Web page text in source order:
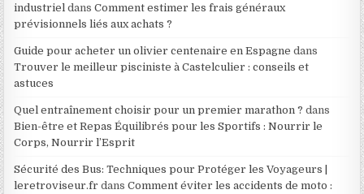
industriel dansComment estimer les frais généraux
prévisionnels liés aux achats ?
Guide pour acheter un olivier centenaire en Espagne dans
Trouver le meilleur pisciniste à Castelculier : conseils et
astuces
Quel entraînement choisir pour un premier marathon ? dans
Bien-être et Repas Équilibrés pour les Sportifs : Nourrir le
Corps, Nourrir l’Esprit
Sécurité des Bus: Techniques pour Protéger les Voyageurs |
leretroviseur.fr dansComment éviter les accidents de moto :